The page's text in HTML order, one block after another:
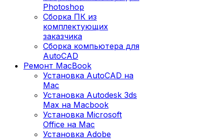
Photoshop
Сборка ПК из
комплектующих
заказчика
Сборка компьютера для
AutoCAD
Ремонт MacBook
Установка AutoCAD на
Mac
Установка Autodesk 3ds
Max на Macbook
Установка Microsoft
Office на Mac
Установка Adobe